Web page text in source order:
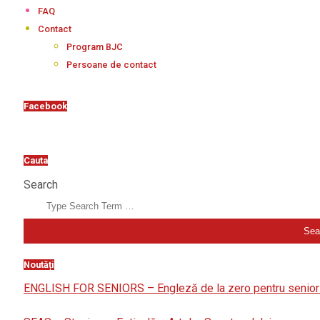
FAQ
Contact
Program BJC
Persoane de contact
Facebook
Cauta
Search
Noutăți
ENGLISH FOR SENIORS – Engleză de la zero pentru